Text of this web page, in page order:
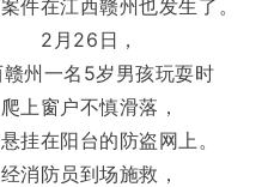
件在江西赣州也发生了。
2月26日，
州一名5岁男孩玩耍时
爬上窗户不慎滑落，
挂在阳台的防盗网上。
经消防员到场施救，